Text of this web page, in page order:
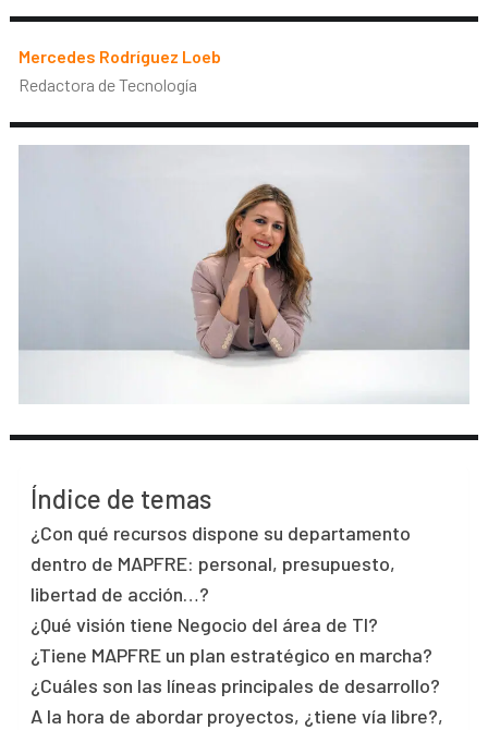
Mercedes Rodríguez Loeb
Redactora de Tecnología
Índice de temas
¿Con qué recursos dispone su departamento
dentro de MAPFRE: personal, presupuesto,
libertad de acción…?
¿Qué visión tiene Negocio del área de TI?
¿Tiene MAPFRE un plan estratégico en marcha?
¿Cuáles son las líneas principales de desarrollo?
A la hora de abordar proyectos, ¿tiene vía libre?,